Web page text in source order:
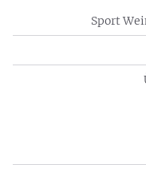
Sport